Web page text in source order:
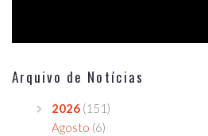
Arquivo de Notícias
2026 (151)
Agosto (6)